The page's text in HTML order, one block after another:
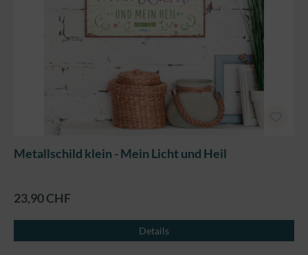
Metallschild klein - Mein Licht und Heil
23,90 CHF
Details